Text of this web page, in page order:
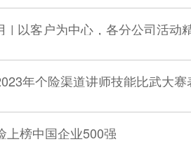
| 以客户为中心，各分公司活动
年个险渠道讲师技能比武大赛
上榜中国企业500强